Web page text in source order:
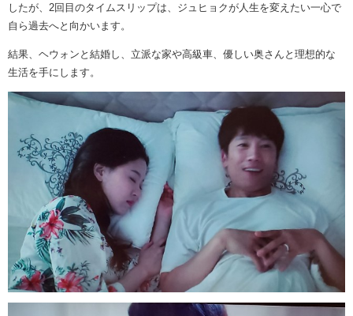
したが、2回目のタイムスリップは、ジュヒョクが人生を変えたい一心で
自ら過去へと向かいます。
結果、ヘウォンと結婚し、立派な家や高級車、優しい奥さんと理想的な
生活を手にします。